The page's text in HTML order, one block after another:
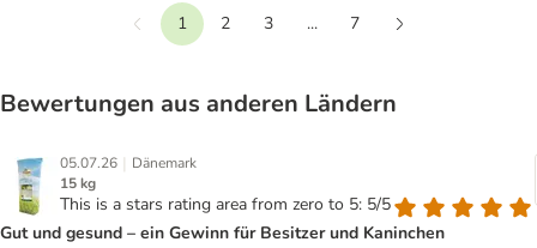
Vorherige
1 2 3 ...
7
Bewertungen aus anderen Ländern
05.07.26 | Dänemark
15 kg
This is a stars rating area from zero to 5: 5/5
Gut und gesund – ein Gewinn für Besitzer und Kaninchen